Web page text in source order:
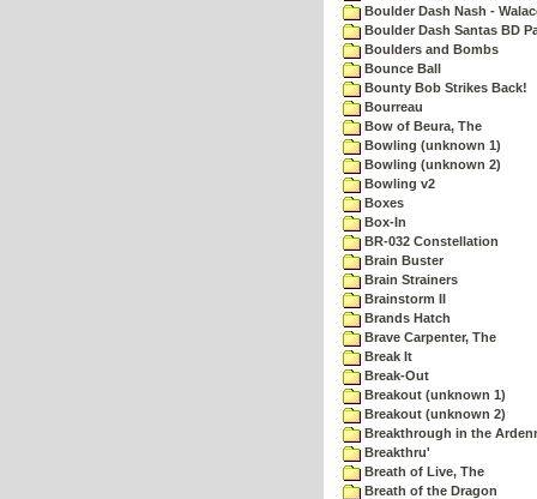
Boulder Dash Nash -
Boulder Dash Santas BD
Boulders and Bombs
Bounce Ball
Bounty Bob Strikes Back!
Bourreau
Bow of Beura, The
Bowling (unknown 1)
Bowling (unknown 2)
Bowling v2
Boxes
Box-In
BR-032 Constellation
Brain Buster
Brain Strainers
Brainstorm II
Brands Hatch
Brave Carpenter, The
Break It
Break-Out
Breakout (unknown 1)
Breakout (unknown 2)
Breakthrough in the
Breakthru'
Breath of Live, The
Breath of the Dragon